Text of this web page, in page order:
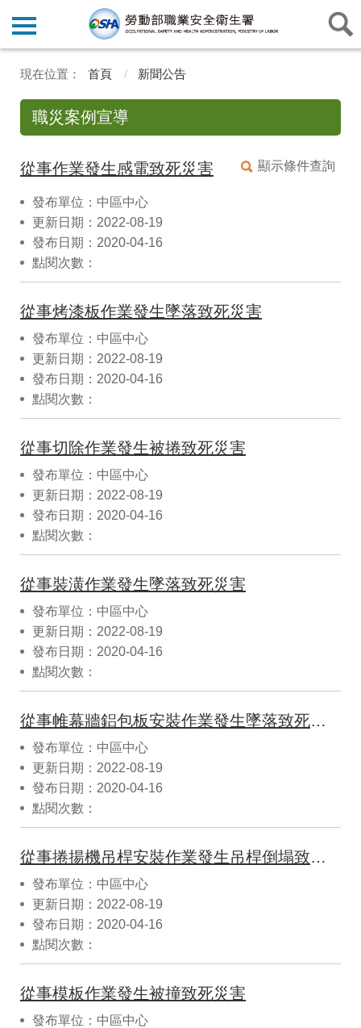
首頁 新聞公告
職災案例宣導
顯示條件查詢
從事作業發生感電致死災害
發布單位：中區中心
更新日期：2022-08-19
發布日期：2020-04-16
點閱次數：
從事烤漆板作業發生墜落致死災害
發布單位：中區中心
更新日期：2022-08-19
發布日期：2020-04-16
點閱次數：
從事切除作業發生被捲致死災害
發布單位：中區中心
更新日期：2022-08-19
發布日期：2020-04-16
點閱次數：
從事裝潢作業發生墜落致死災害
發布單位：中區中心
更新日期：2022-08-19
發布日期：2020-04-16
點閱次數：
從事帷幕牆鋁包板安裝作業發生墜落致死災害
發布單位：中區中心
更新日期：2022-08-19
發布日期：2020-04-16
點閱次數：
從事捲揚機吊桿安裝作業發生吊桿倒塌致死災害
發布單位：中區中心
更新日期：2022-08-19
發布日期：2020-04-16
點閱次數：
從事模板作業發生被撞致死災害
發布單位：中區中心